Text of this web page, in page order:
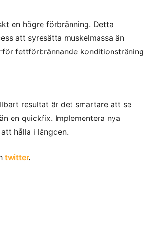
en högre förbränning. Detta
att syresätta muskelmassa än
fettförbrännande konditionsträning
resultat är det smartare att se
en quickfix. Implementera nya
hålla i längden.
twitter.